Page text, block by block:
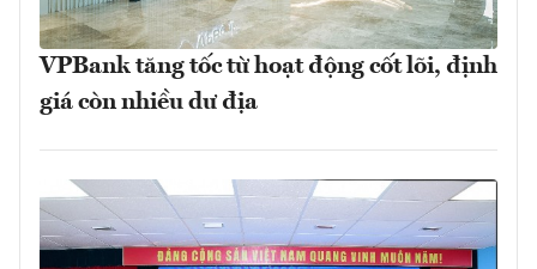
VPBank tăng tốc từ hoạt động cốt lõi, định
giá còn nhiều dư địa